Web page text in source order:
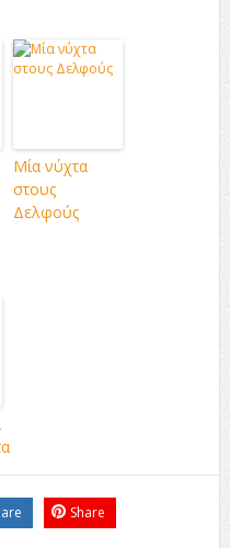
Μία νύχτα
στους
Δελφούς
Share